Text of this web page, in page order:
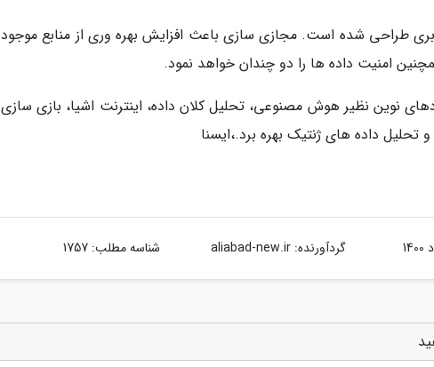
طراحی شده است. مجازی سازی باعث افزایش بهره وری از منابع موجود
امنیت داده ها را دو چندان خواهد نمود.
نوین نظیر هوش مصنوعی، تحلیل کلان داده، اینترنت اشیا، بازی سازی
داده های ژنتیک بهره برد.،ایسنا
گردآورنده:aliabad-new.ir شناسه مطلب: 1757